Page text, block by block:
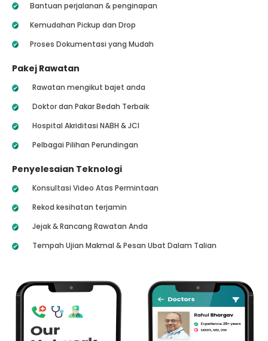
Bantuan perjalanan & penginapan
Kemudahan Pickup dan Drop
Proses Dokumentasi yang Mudah
Pakej Rawatan
Rawatan mengikut bajet anda
Doktor dan Pakar Bedah Terbaik
Hospital Akriditasi NABH & JCI
Pelbagai Pilihan Perundingan
Penyelesaian Teknologi
Konsultasi Video Atas Permintaan
Rekod kesihatan terjamin
Jejak & Rancang Rawatan Anda
Tempah Ujian Makmal & Pesan Ubat Dalam Talian